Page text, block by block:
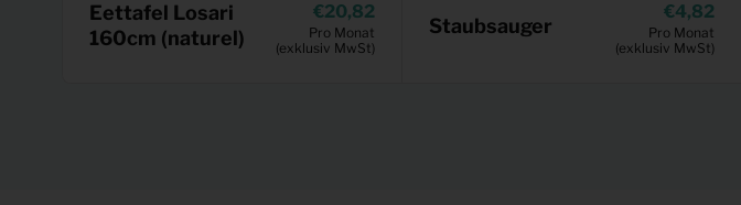
Eettafel Losari
160cm (naturel)
20,82
Pro Monat
(exklusiv MwSt)
Staubsauger
4,82
Pro Monat
(exklusiv MwSt)